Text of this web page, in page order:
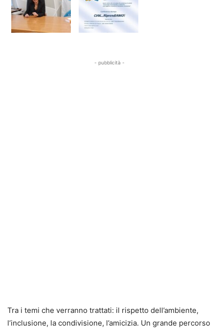
- pubblicità -
Tra i temi che verranno trattati: il rispetto dell’ambiente,
l’inclusione, la condivisione, l’amicizia. Un grande percorso